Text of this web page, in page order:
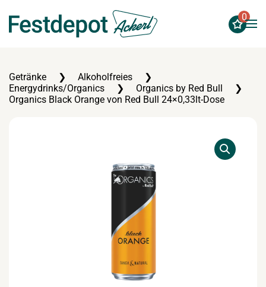
Zum Hauptinhalt springen
0
Getränke
Alkoholfreies
Energydrinks/Organics
Organics by Red Bull
Organics Black Orange von Red Bull 24×0,33lt-Dose